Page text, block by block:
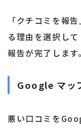
「クチコミを報
る理由を選択して
報告が完了します。
Google マッ
悪い口コミを